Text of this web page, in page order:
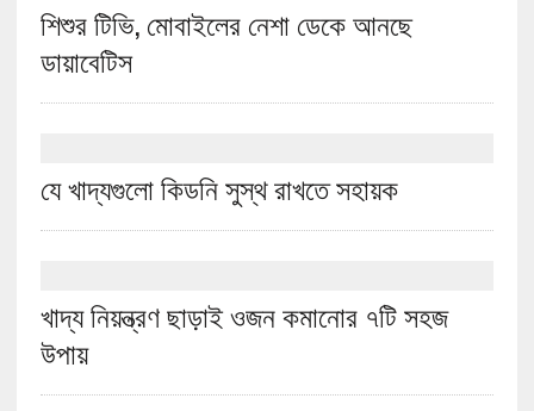
শিশুর টিভি, মোবাইলের নেশা ডেকে আনছে
ডায়াবেটিস
যে খাদ্যগুলো কিডনি সুস্থ রাখতে সহায়ক
খাদ্য নিয়ন্ত্রণ ছাড়াই ওজন কমানোর ৭টি সহজ
উপায়